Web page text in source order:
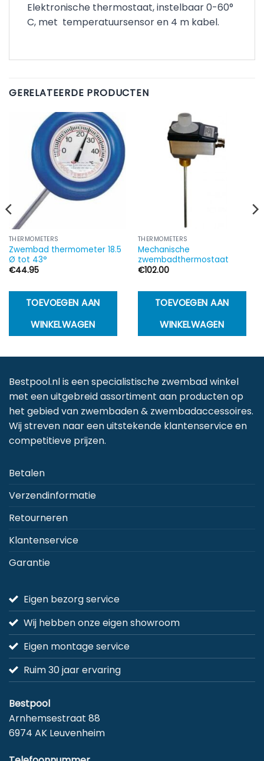
Elektronische thermostaat, instelbaar 0-60°
C, met temperatuursensor en 4 m kabel.
GERELATEERDE PRODUCTEN
THERMOMETERS
Zwembad thermometer 18.5
Ø tot 43°
€44.95
TOEVOEGEN AAN
WINKELWAGEN
THERMOMETERS
Mechanische
zwembadthermostaat
€102.00
TOEVOEGEN AAN
WINKELWAGEN
Bestpool.nl is een specialistische zwembad winkel
met een uitgebreid assortiment aan producten op
het gebied van zwembaden & zwembadaccessoires.
Wij streven naar een uitstekende klantenservice en
competitieve prijzen.
Betalen
Verzendinformatie
Retourneren
Klantenservice
Garantie
Eigen bezorg service
Wij hebben onze eigen showroom
Eigen montage service
Ruim 30 jaar ervaring
Bestpool
Arnhemsestraat 88
6974 AK Leuvenheim